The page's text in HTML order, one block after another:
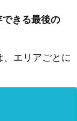
できる最後の
エリアごとに